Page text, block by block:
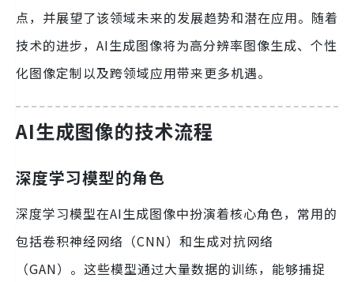
点，并展望了该领域未来的发展趋势和潜在应用。随着
技术的进步，AI生成图像将为高分辨率图像生成、个性
化图像定制以及跨领域应用带来更多机遇。
AI生成图像的技术流程
深度学习模型的角色
深度学习模型在AI生成图像中扮演着核心角色，常用的
包括卷积神经网络（CNN）和生成对抗网络
（GAN）。这些模型通过大量数据的训练，能够捕捉